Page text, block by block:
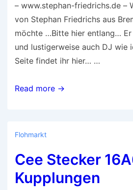
– www.stephan-friedrichs.de –
von Stephan Friedrichs aus
möchte …Bitte hier entlang…
und lustigerweise auch DJ wie
Seite findet ihr hier… …
Hallo,
ich
auch
eine
WordPress
Read more →
Flohmarkt
Cee Stecker
Kupplungen